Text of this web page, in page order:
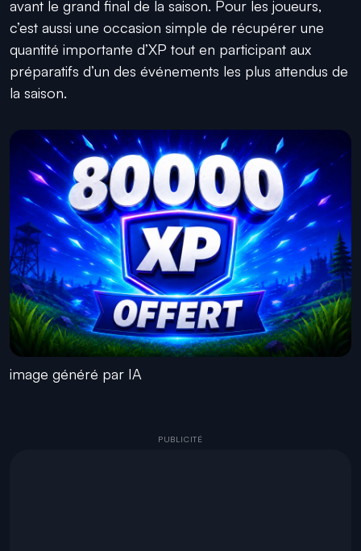
avant le grand final de la saison. Pour les joueurs,
c’est aussi une occasion simple de récupérer une
quantité importante d’XP tout en participant aux
préparatifs d’un des événements les plus attendus de
la saison.
image généré par IA